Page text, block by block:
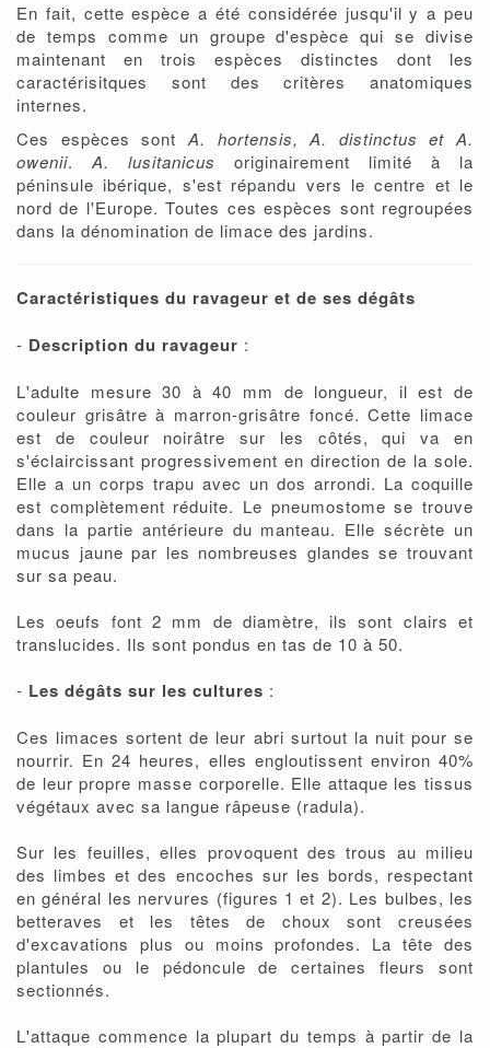
En fait, cette espèce a été considérée jusqu'il y a peu
de temps comme un groupe d'espèce qui se divise
maintenant en trois espèces distinctes dont les
caractérisitques sont des critères anatomiques
internes.
Ces espèces sontA. hortensis, A. distinctus et A.
owenii.A. lusitanicus originairement limité à la
péninsule ibérique, s'est répandu vers le centre et le
nord de l'Europe. Toutes ces espèces sont regroupées
dans la dénomination de limace des jardins.
Caractéristiques du ravageur et de ses dégâts
- Description du ravageur :
L'adulte mesure 30 à 40 mm de longueur, il est de
couleur grisâtre à marron-grisâtre foncé. Cette limace
est de couleur noirâtre sur les côtés, qui va en
s'éclaircissant progressivement en direction de la sole.
Elle a un corps trapu avec un dos arrondi. La coquille
est complètement réduite. Le pneumostome se trouve
dans la partie antérieure du manteau. Elle sécrète un
mucus jaune par les nombreuses glandes se trouvant
sur sa peau.
Les oeufs font 2 mm de diamètre, ils sont clairs et
translucides. Ils sont pondus en tas de 10 à 50.
- Les dégâts sur les cultures :
Ces limaces sortent de leur abri surtout la nuit pour se
nourrir. En 24 heures, elles engloutissent environ 40%
de leur propre masse corporelle. Elle attaque les tissus
végétaux avec sa langue râpeuse (radula).
Sur les feuilles, elles provoquent des trous au milieu
des limbes et des encoches sur les bords, respectant
en général les nervures (figures 1 et 2). Les bulbes, les
betteraves et les têtes de choux sont creusées
d'excavations plus ou moins profondes. La tête des
plantules ou le pédoncule de certaines fleurs sont
sectionnés.
L'attaque commence la plupart du temps à partir de la